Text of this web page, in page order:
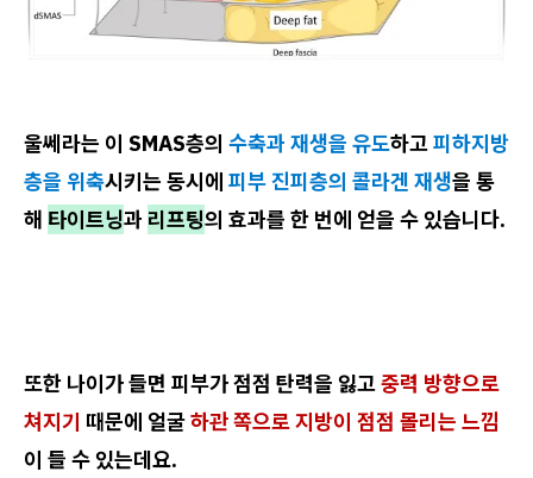
울쎄라는 이 SMAS층의 수축과 재생을 유도하고피하지방
층을 위축시키는 동시에 피부 진피층의 콜라겐 재생을 통
해 타이트닝과 리프팅의 효과를 한 번에 얻을 수 있습니다.
또한 나이가 들면 피부가 점점 탄력을 잃고중력 방향으로
쳐지기 때문에 얼굴하관 쪽으로 지방이 점점 몰리는 느낌
이 들 수 있는데요.